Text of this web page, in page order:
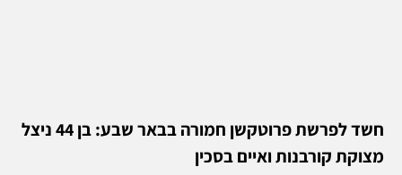
חשד לפרשת פרוטקשן חמורה בבאר שבע: בן 44 ניצל
מצוקת קורבנות ואיים בסכין